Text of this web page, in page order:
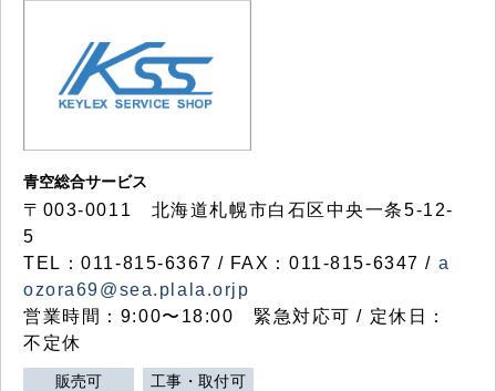
青空総合サービス
〒003-0011 北海道札幌市白石区中央一条5-12-
5
TEL：011-815-6367 / FAX：011-815-6347 / a
ozora69@sea.plala.orjp
営業時間：9:00〜18:00 緊急対応可 / 定休日：
不定休
販売可 工事・取付可